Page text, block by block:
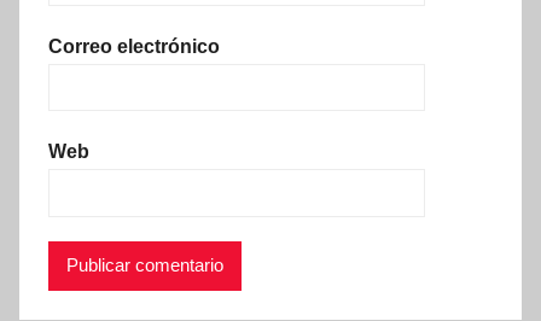
Correo electrónico
Web